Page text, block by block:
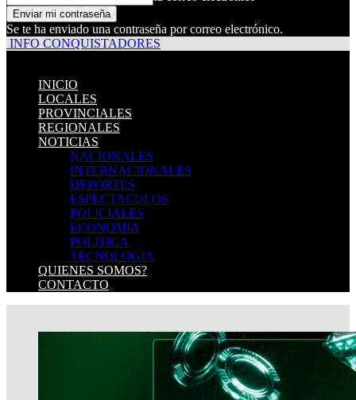
Se te ha enviado una contraseña por correo electrónico.
INFO CONQUISTADORES
INICIO
LOCALES
PROVINCIALES
REGIONALES
NOTICIAS
NACIONALES
INTERNACIONALES
DEPORTES
ESPECTACULOS
POLICIALES
ECONOMIA
POLITICA
TECNOLOGIA
QUIENES SOMOS?
CONTACTO